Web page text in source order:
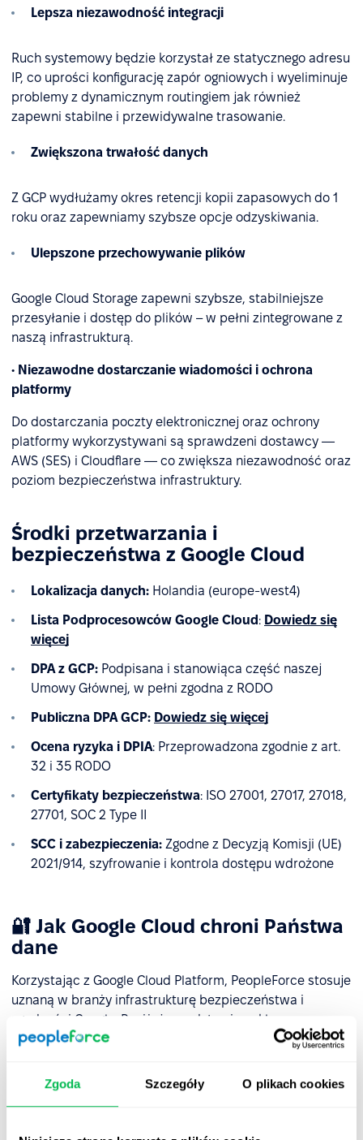
Zgoda Szczegóły O plikach cookies
Lepsza niezawodność integracji
Ruch systemowy będzie korzystał ze statycznego adresu
IP, co uprości konfigurację zapór ogniowych i wyeliminuje
problemy z dynamicznym routingiem jak również
zapewni stabilne i przewidywalne trasowanie.
Zwiększona trwałość danych
Z GCP wydłużamy okres retencji kopii zapasowych do 1
roku oraz zapewniamy szybsze opcje odzyskiwania.
Ulepszone przechowywanie plików
Google Cloud Storage zapewni szybsze, stabilniejsze
przesyłanie i dostęp do plików – w pełni zintegrowane z
naszą infrastrukturą.
• Niezawodne dostarczanie wiadomości i ochrona
platformy
Do dostarczania poczty elektronicznej oraz ochrony
platformy wykorzystywani są sprawdzeni dostawcy —
AWS (SES) i Cloudflare — co zwiększa niezawodność oraz
poziom bezpieczeństwa infrastruktury.
Środki przetwarzania i
bezpieczeństwa z Google Cloud
Lokalizacja danych: Holandia (europe-west4)
Lista Podprocesowców Google Cloud : Dowiedz się
więcej
DPA z GCP: Podpisana i stanowiąca część naszej
Umowy Głównej, w pełni zgodna z RODO
Publiczna DPA GCP: Dowiedz się więcej
Ocena ryzyka i DPIA: Przeprowadzona zgodnie z art.
32 i 35 RODO
Certyfikaty bezpieczeństwa: ISO 27001, 27017, 27018,
27701, SOC 2 Type II
SCC i zabezpieczenia: Zgodne z Decyzją Komisji (UE)
2021/914, szyfrowanie i kontrola dostępu wdrożone
🔐 Jak Google Cloud chroni Państwa
dane
Korzystając z Google Cloud Platform, PeopleForce stosuje
uznaną w branży infrastrukturę bezpieczeństwa i
zgodności Google. Poniżej przedstawiono kluczowe
środki bezpieczeństwa, które zapewniają ochronę
1. Szyfrowanie danych domyślnie